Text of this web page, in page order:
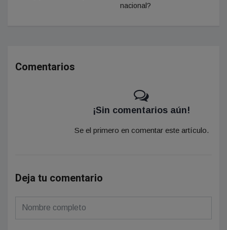
nacional?
Comentarios
¡Sin comentarios aún!
Se el primero en comentar este artículo.
Deja tu comentario